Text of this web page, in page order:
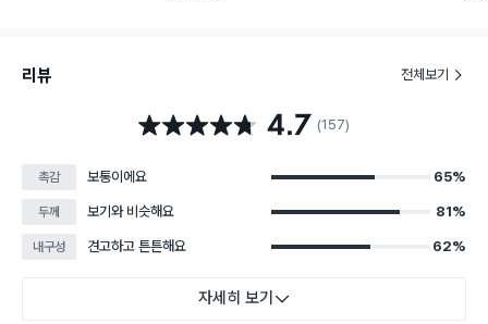
리뷰 전체보기
별점 4.7점 4.7 (157)
촉감 보통이에요 65%
두께 보기와 비슷해요 81%
내구성 견고하고 튼튼해요 62%
자세히 보기